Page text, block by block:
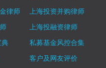
律师
上海投资并购律师
上海投融资律师
典
私募基金风控合集
客户及网友评价